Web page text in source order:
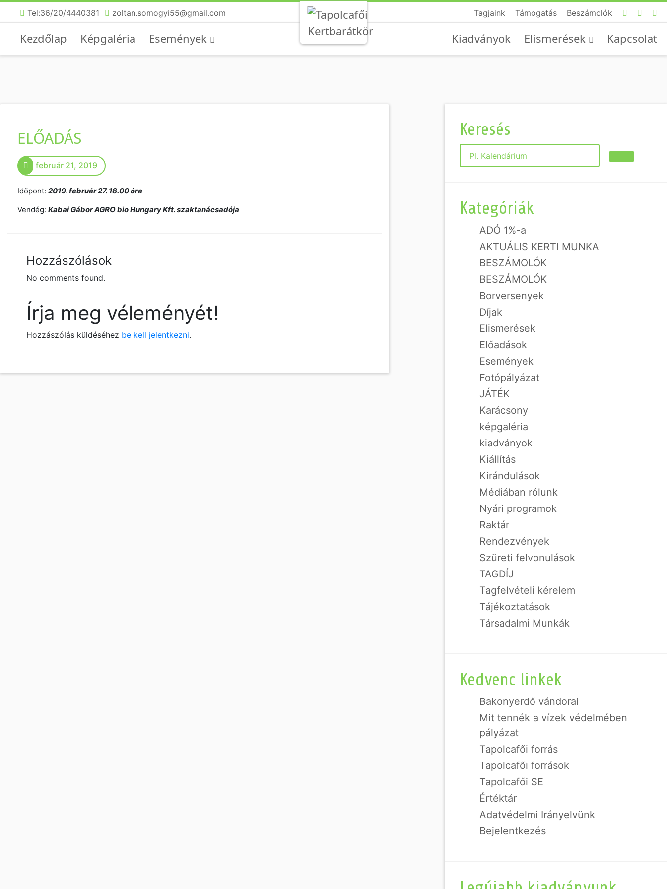
Tel:36/20/4440381 zoltan.somogyi55@gmail.com Tagjaink Támogatás Beszámolók
Kezdőlap Képgaléria Események Kiadványok Elismerések Kapcsolat
ELŐADÁS
február 21, 2019
Időpont: 2019. február 27. 18.00 óra
Vendég: Kabai Gábor AGRO bio Hungary Kft. szaktanácsadója
Hozzászólások
No comments found.
Írja meg véleményét!
Hozzászólás küldéséhez be kell jelentkezni.
Keresés
Keresés
Kategóriák
ADÓ 1%-a
AKTUÁLIS KERTI MUNKA
BESZÁMOLÓK
BESZÁMOLÓK
Borversenyek
Díjak
Elismerések
Előadások
Események
Fotópályázat
JÁTÉK
Karácsony
képgaléria
kiadványok
Kiállítás
Kirándulások
Médiában rólunk
Nyári programok
Raktár
Rendezvények
Szüreti felvonulások
TAGDÍJ
Tagfelvételi kérelem
Tájékoztatások
Társadalmi Munkák
Kedvenc linkek
Bakonyerdő vándorai
Mit tennék a vízek védelmében
pályázat
Tapolcafői forrás
Tapolcafői források
Tapolcafői SE
Értéktár
Adatvédelmi Irányelvünk
Bejelentkezés